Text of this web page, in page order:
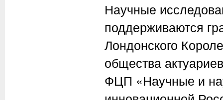
Научные
поддерживаются
Лондонского
общества
ФЦП «Научные и